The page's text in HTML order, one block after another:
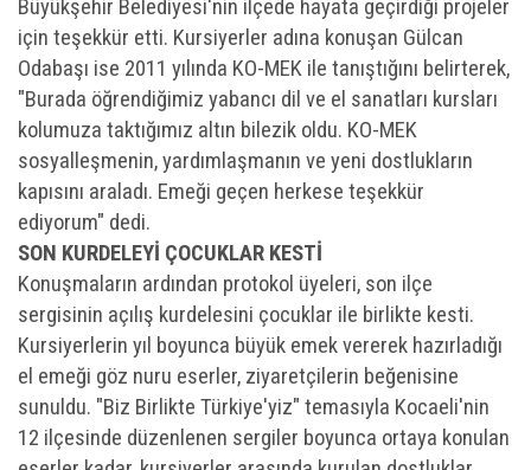
Büyükşehir Belediyesi'nin ilçede hayata geçirdiği projeler
için teşekkür etti. Kursiyerler adına konuşan Gülcan
Odabaşı ise 2011 yılında KO-MEK ile tanıştığını belirterek,
"Burada öğrendiğimiz yabancı dil ve el sanatları kursları
kolumuza taktığımız altın bilezik oldu. KO-MEK
sosyalleşmenin, yardımlaşmanın ve yeni dostlukların
kapısını araladı. Emeği geçen herkese teşekkür
ediyorum" dedi.
SON KURDELEYİ ÇOCUKLAR KESTİ
Konuşmaların ardından protokol üyeleri, son ilçe
sergisinin açılış kurdelesini çocuklar ile birlikte kesti.
Kursiyerlerin yıl boyunca büyük emek vererek hazırladığı
el emeği göz nuru eserler, ziyaretçilerin beğenisine
sunuldu. "Biz Birlikte Türkiye'yiz" temasıyla Kocaeli'nin
12 ilçesinde düzenlenen sergiler boyunca ortaya konulan